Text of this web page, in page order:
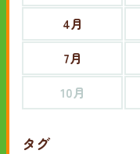
4月
7月
10月
タグ